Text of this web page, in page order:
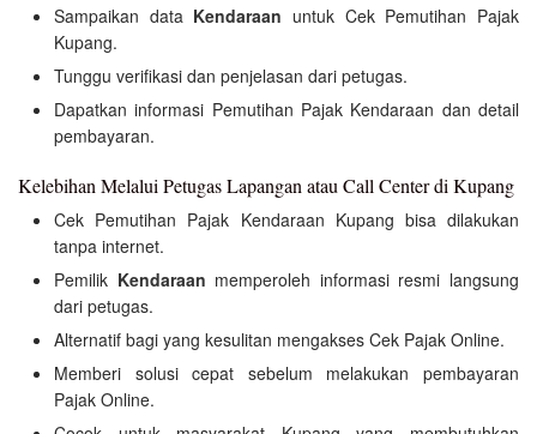
Sampaikan data Kendaraan untuk Cek Pemutihan Pajak
Kupang.
Tunggu verifikasi dan penjelasan dari petugas.
Dapatkan informasi Pemutihan Pajak Kendaraan dan detail
pembayaran.
Kelebihan Melalui Petugas Lapangan atau Call Center di Kupang
Cek Pemutihan Pajak Kendaraan Kupang bisa dilakukan
tanpa internet.
Pemilik Kendaraan memperoleh informasi resmi langsung
dari petugas.
Alternatif bagi yang kesulitan mengakses Cek Pajak Online.
Memberi solusi cepat sebelum melakukan pembayaran
Pajak Online.